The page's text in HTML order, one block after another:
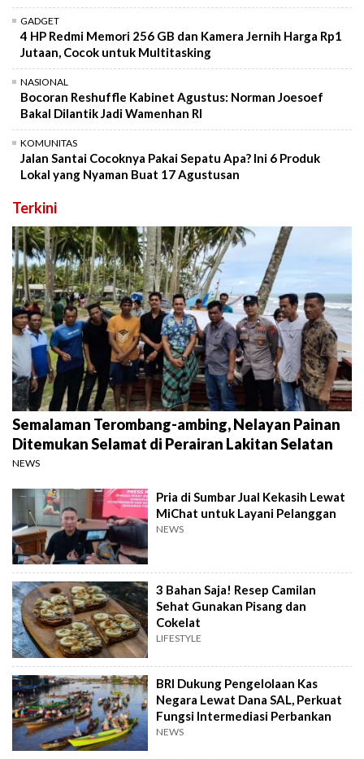
GADGET
4 HP Redmi Memori 256 GB dan Kamera Jernih Harga Rp1
Jutaan, Cocok untuk Multitasking
NASIONAL
Bocoran Reshuffle Kabinet Agustus: Norman Joesoef
Bakal Dilantik Jadi Wamenhan RI
KOMUNITAS
Jalan Santai Cocoknya Pakai Sepatu Apa? Ini 6 Produk
Lokal yang Nyaman Buat 17 Agustusan
Terkini
Semalaman Terombang-ambing, Nelayan Painan
Ditemukan Selamat di Perairan Lakitan Selatan
NEWS
Pria di Sumbar Jual Kekasih Lewat
MiChat untuk Layani Pelanggan
NEWS
3 Bahan Saja! Resep Camilan
Sehat Gunakan Pisang dan
Cokelat
LIFESTYLE
BRI Dukung Pengelolaan Kas
Negara Lewat Dana SAL, Perkuat
Fungsi Intermediasi Perbankan
NEWS